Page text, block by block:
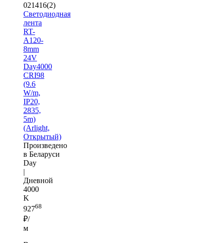
021416(2)
Светодиодная
лента
RT-
A120-
8mm
24V
Day4000
CRI98
(9.6
W/m,
IP20,
2835,
5m)
(Arlight,
Открытый)
Произведено
в Беларуси
Day
|
Дневной
4000
K
92768
₽/
м